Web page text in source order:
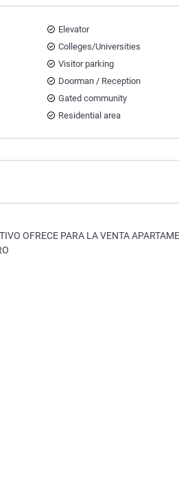
Elevator
Colleges/Universities
Visitor parking
Doorman / Reception
Gated community
Residential area
OFRECE PARA LA VENTA